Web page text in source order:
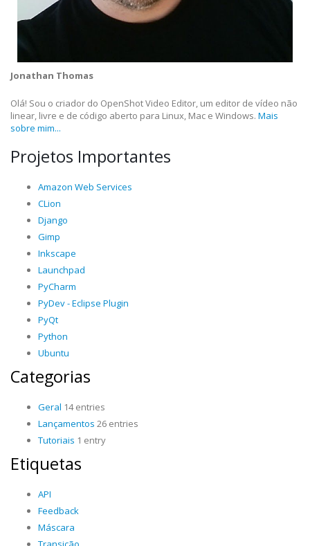
Jonathan Thomas
Olá! Sou o criador do OpenShot Video Editor, um editor de vídeo não
linear, livre e de código aberto para Linux, Mac e Windows. Mais
sobre mim...
Projetos Importantes
Amazon Web Services
CLion
Django
Gimp
Inkscape
Launchpad
PyCharm
PyDev - Eclipse Plugin
PyQt
Python
Ubuntu
Categorias
Geral 14 entries
Lançamentos 26 entries
Tutoriais 1 entry
Etiquetas
API
Feedback
Máscara